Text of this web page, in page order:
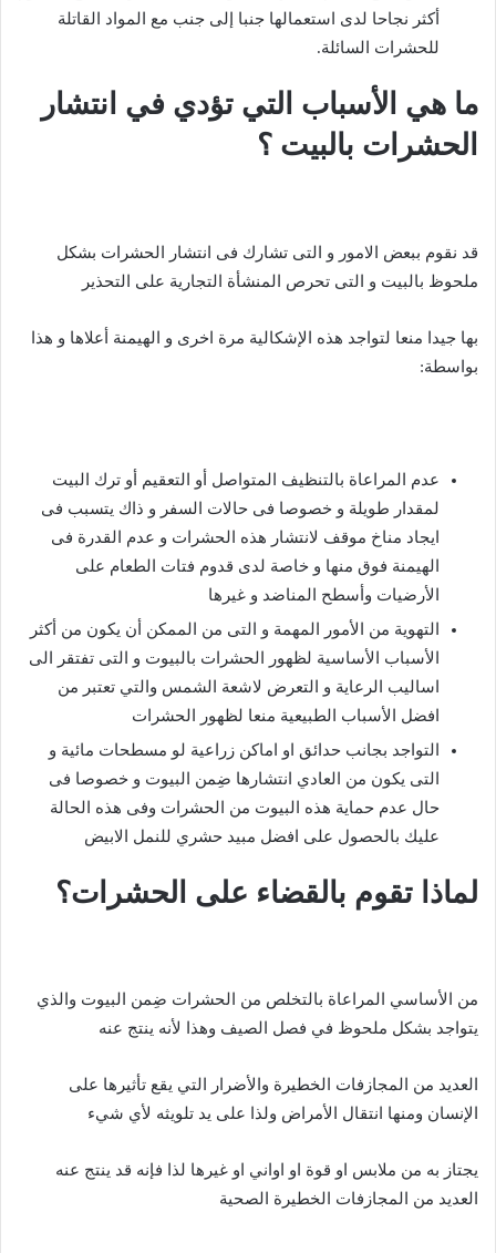
أكثر نجاحا لدى استعمالها جنبا إلى جنب مع المواد القاتلة
للحشرات السائلة.
ما هي الأسباب التي تؤدي في انتشار
الحشرات بالبيت ؟
قد نقوم ببعض الامور و التى تشارك فى انتشار الحشرات بشكل
ملحوظ بالبيت و التى تحرص المنشأة التجارية على التحذير
بها جيدا منعا لتواجد هذه الإشكالية مرة اخرى و الهيمنة أعلاها و هذا
بواسطة:
عدم المراعاة بالتنظيف المتواصل أو التعقيم أو ترك البيت
لمقدار طويلة و خصوصا فى حالات السفر و ذاك يتسبب فى
ايجاد مناخ موقف لانتشار هذه الحشرات و عدم القدرة فى
الهيمنة فوق منها و خاصة لدى قدوم فتات الطعام على
الأرضيات وأسطح المناضد و غيرها
التهوية من الأمور المهمة و التى من الممكن أن يكون من أكثر
الأسباب الأساسية لظهور الحشرات بالبيوت و التى تفتقر الى
اساليب الرعاية و التعرض لاشعة الشمس والتي تعتبر من
افضل الأسباب الطبيعية منعا لظهور الحشرات
التواجد بجانب حدائق او اماكن زراعية لو مسطحات مائية و
التى يكون من العادي انتشارها ضِمن البيوت و خصوصا فى
حال عدم حماية هذه البيوت من الحشرات وفى هذه الحالة
عليك بالحصول على افضل مبيد حشري للنمل الابيض
لماذا تقوم بالقضاء على الحشرات؟
من الأساسي المراعاة بالتخلص من الحشرات ضِمن البيوت والذي
يتواجد بشكل ملحوظ في فصل الصيف وهذا لأنه ينتج عنه
العديد من المجازفات الخطيرة والأضرار التي يقع تأثيرها على
الإنسان ومنها انتقال الأمراض ولذا على يد تلويثه لأي شيء
يجتاز به من ملابس او قوة او اواني او غيرها لذا فإنه قد ينتج عنه
العديد من المجازفات الخطيرة الصحية